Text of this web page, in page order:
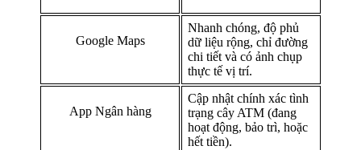
Google Maps
Nhanh chóng, độ phủ
dữ liệu rộng, chỉ đường
chi tiết và có ảnh chụp
thực tế vị trí.
App Ngân hàng
Cập nhật chính xác tình
trạng cây ATM (đang
hoạt động, bảo trì, hoặc
hết tiền).